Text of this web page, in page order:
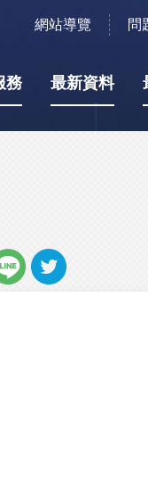
網站導覽 問
務 最新資料